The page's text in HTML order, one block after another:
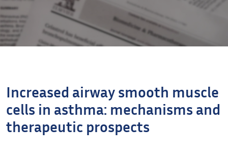
Increased airway smooth muscle
cells in asthma: mechanisms and
therapeutic prospects